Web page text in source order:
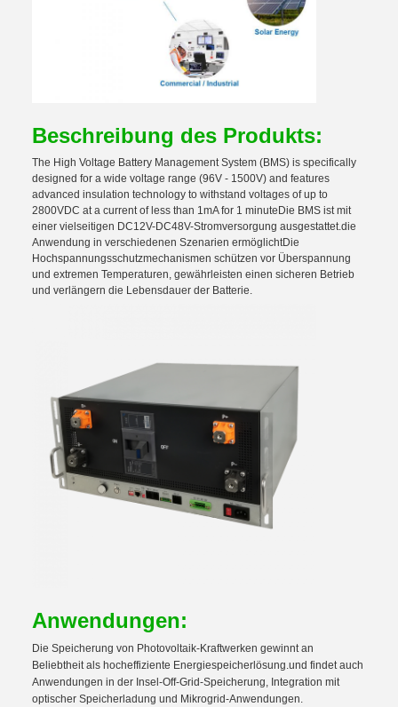
Beschreibung des Produkts:
The High Voltage Battery Management System (BMS) is specifically
designed for a wide voltage range (96V - 1500V) and features
advanced insulation technology to withstand voltages of up to
2800VDC at a current of less than 1mA for 1 minuteDie BMS ist mit
einer vielseitigen DC12V-DC48V-Stromversorgung ausgestattet.die
Anwendung in verschiedenen Szenarien ermöglichtDie
Hochspannungsschutzmechanismen schützen vor Überspannung
und extremen Temperaturen, gewährleisten einen sicheren Betrieb
und verlängern die Lebensdauer der Batterie.
Anwendungen:
Die Speicherung von Photovoltaik-Kraftwerken gewinnt an
Beliebtheit als hocheffiziente Energiespeicherlösung.und findet auch
Anwendungen in der Insel-Off-Grid-Speicherung, Integration mit
optischer Speicherladung und Mikrogrid-Anwendungen.